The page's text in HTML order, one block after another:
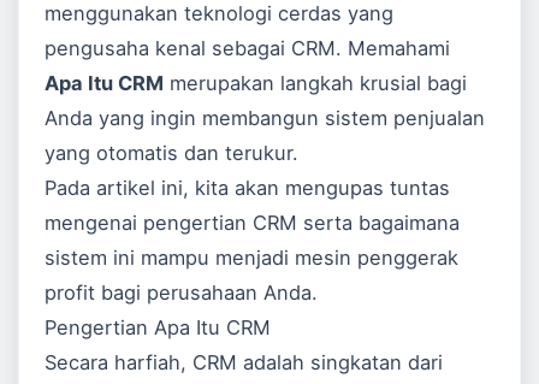
menggunakan teknologi cerdas yang
pengusaha kenal sebagai CRM. Memahami
Apa Itu CRM merupakan langkah krusial bagi
Anda yang ingin membangun sistem penjualan
yang otomatis dan terukur.
Pada artikel ini, kita akan mengupas tuntas
mengenai pengertian CRM serta bagaimana
sistem ini mampu menjadi mesin penggerak
profit bagi perusahaan Anda.
Pengertian Apa Itu CRM
Secara harfiah, CRM adalah singkatan dari